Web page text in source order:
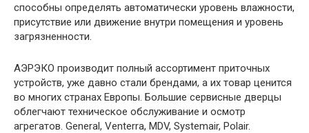
способны определять автоматически уровень влажности,
присутствие или движение внутри помещения и уровень
загрязненности.
АЭРЭКО производит полный ассортимент приточных
устройств, уже давно стали брендами, а их товар ценится
во многих странах Европы. Большие сервисные дверцы
облегчают техническое обслуживание и осмотр
агрегатов. General, Venterra, MDV, Systemair, Polair.